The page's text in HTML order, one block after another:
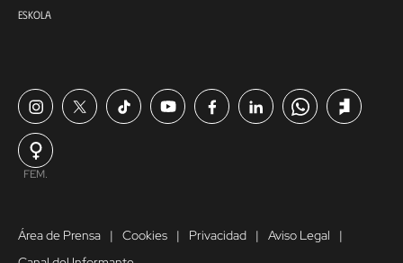
ESKOLA
FEM.
Área de Prensa Cookies Privacidad
Aviso Legal